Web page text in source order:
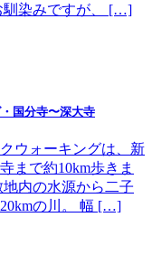
馴染みですが、 […]
国分寺〜深大寺
ウォーキングは、新
まで約10km歩きま
内の水源から二子
の川。 幅 […]